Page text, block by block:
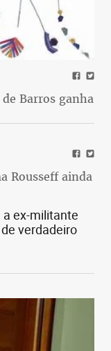
Barros ganha
Rousseff ainda
ex-militante
verdadeiro